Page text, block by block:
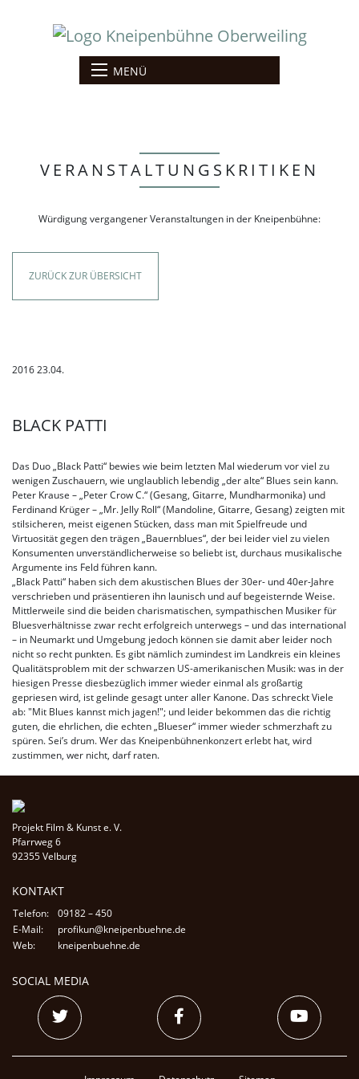
MENÜ
VERANSTALTUNGSKRITIKEN
Würdigung vergangener Veranstaltungen in der Kneipenbühne:
ZURÜCK ZUR ÜBERSICHT
201623.04.
BLACK PATTI
Das Duo „Black Patti“ bewies wie beim letzten Mal wiederum vor viel zu
wenigen Zuschauern, wie unglaublich lebendig „der alte“ Blues sein kann.
Peter Krause – „Peter Crow C.“ (Gesang, Gitarre, Mundharmonika) und
Ferdinand Krüger – „Mr. Jelly Roll“ (Mandoline, Gitarre, Gesang) zeigten mit
stilsicheren, meist eigenen Stücken, dass man mit Spielfreude und
Virtuosität gegen den trägen „Bauernblues“, der bei leider viel zu vielen
Konsumenten unverständlicherweise so beliebt ist, durchaus musikalische
Argumente ins Feld führen kann.
„Black Patti“ haben sich dem akustischen Blues der 30er- und 40er-Jahre
verschrieben und präsentieren ihn launisch und auf begeisternde Weise.
Mittlerweile sind die beiden charismatischen, sympathischen Musiker für
Bluesverhältnisse zwar recht erfolgreich unterwegs – und das international
– in Neumarkt und Umgebung jedoch können sie damit aber leider noch
nicht so recht punkten. Es gibt nämlich zumindest im Landkreis ein kleines
Qualitätsproblem mit der schwarzen US-amerikanischen Musik: was in der
hiesigen Presse diesbezüglich immer wieder einmal als großartig
gepriesen wird, ist gelinde gesagt unter aller Kanone. Das schreckt Viele
ab: "Mit Blues kannst mich jagen!"; und leider bekommen das die richtig
guten, die ehrlichen, die echten „Blueser“ immer wieder schmerzhaft zu
spüren. Sei’s drum. Wer das Kneipenbühnenkonzert erlebt hat, wird
zustimmen, wer nicht, darf raten.
Projekt Film & Kunst e. V.
Pfarrweg 6
92355 Velburg
KONTAKT
Telefon:
09182 – 450
E-Mail:
profikun@kneipenbuehne.de
Web:
kneipenbuehne.de
SOCIAL MEDIA